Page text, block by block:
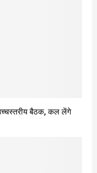
बैठक, कल लेंगे